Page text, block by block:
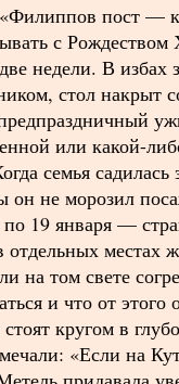
пост —
с
недели. В избах
стол накрыт
или какой-
семья садилась
он не морозил
19 января —
местах
на том свете
и что от
кругом в
«Если на